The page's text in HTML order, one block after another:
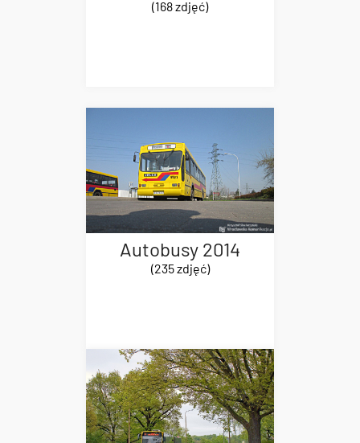
(168 zdjęć)
Autobusy 2014
(235 zdjęć)